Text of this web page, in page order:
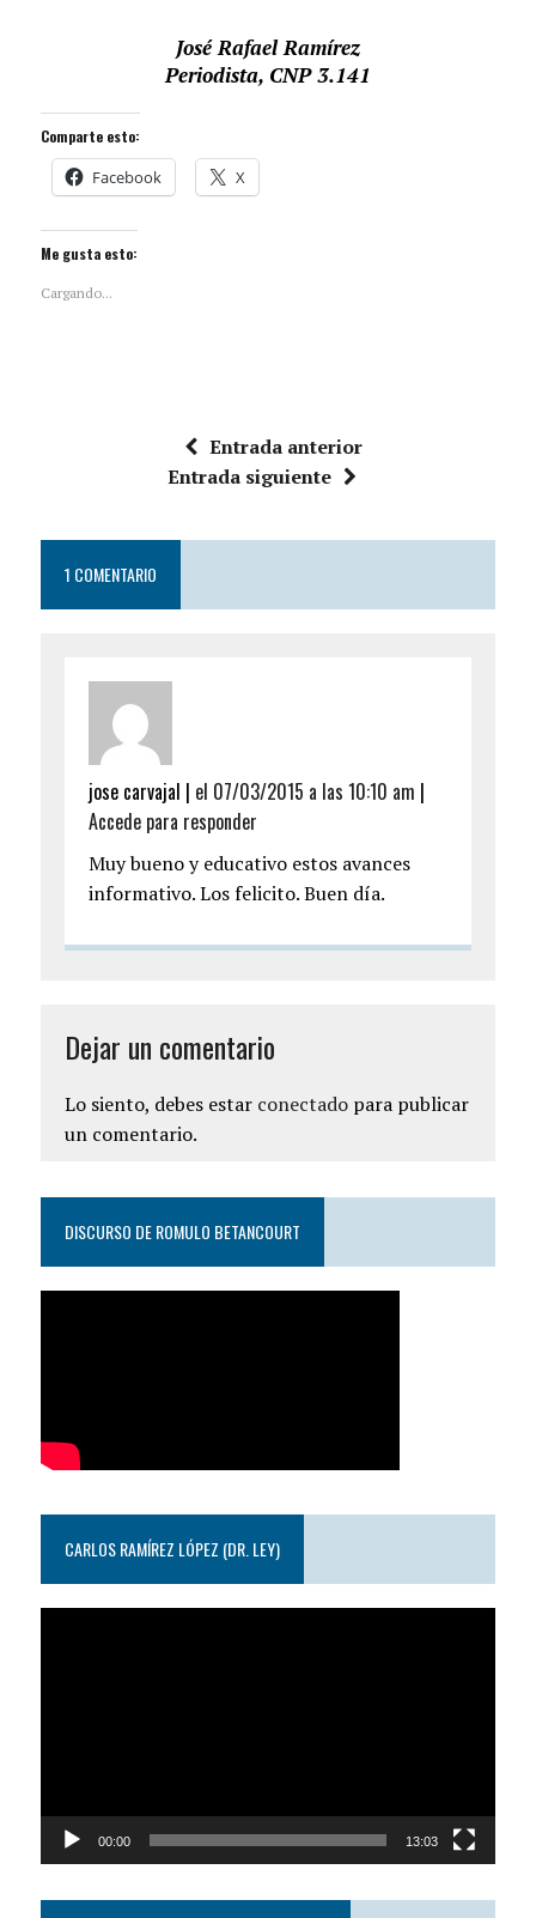
José Rafael Ramírez
Periodista, CNP 3.141
Comparte esto:
Facebook X
Me gusta esto:
Cargando...
Entrada anterior
Entrada siguiente
1 COMENTARIO
jose carvajal | el 07/03/2015 a las 10:10 am |
Accede para responder
Muy bueno y educativo estos avances
informativo. Los felicito. Buen día.
Dejar un comentario
Lo siento, debes estar conectadopara publicar
un comentario.
DISCURSO DE ROMULO BETANCOURT
CARLOS RAMÍREZ LÓPEZ (DR. LEY)
00:00 13:03